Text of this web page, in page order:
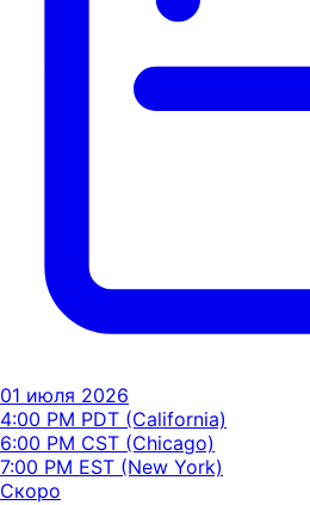
01 июля 2026
4:00 PM PDT (California)
6:00 PM CST (Chicago)
7:00 PM EST (New York)
Скоро